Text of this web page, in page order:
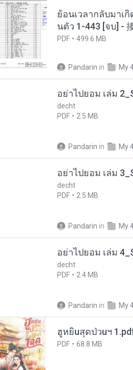
ย้อนเวลากลับมาเ
นตัว 1-443 [จบ] -
PDF 499.6 MB
Pandarin in My
อย่าไปยอม เล่ม
decht
PDF
2.5 MB
Pandarin in My
อย่าไปยอม เล่ม
decht
PDF
2.5 MB
Pandarin in My
อย่าไปยอม เล่ม
decht
PDF
2.4 MB
Pandarin in My
ฮูหยิuสุดป่วuฯ
PDF 68.8 MB